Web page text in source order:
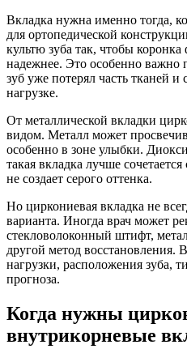
Вкладка нужна именно тогда,
для ортопедической
культю зуба так, чтобы коронка
надежнее. Это особенно важно
зуб уже потерял часть тканей и
нагрузке.
От металлической вкладки
видом. Металл может
особенно в зоне улыбки.
такая вкладка лучше
не создает серого оттенка.
Но циркониевая вкладка не
варианта. Иногда врач может
стекловолоконный штифт,
другой метод восстановления.
нагрузки, расположения зуба,
прогноза.
Когда нужны
внутрикорневые